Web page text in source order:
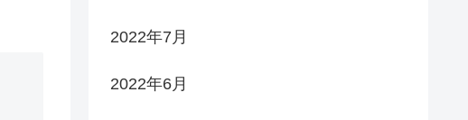
2022年7月
2022年6月